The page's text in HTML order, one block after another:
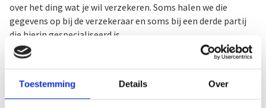
Toestemming Details Over
over het ding wat je wil verzekeren. Soms halen we die
gegevens op bij de verzekeraar en soms bij een derde partij
die hierin gespecialiseerd is.
Partijen die ons helpen om aan onze wettelijke
verplichtingen te voldoen of fraude te bestrijden.